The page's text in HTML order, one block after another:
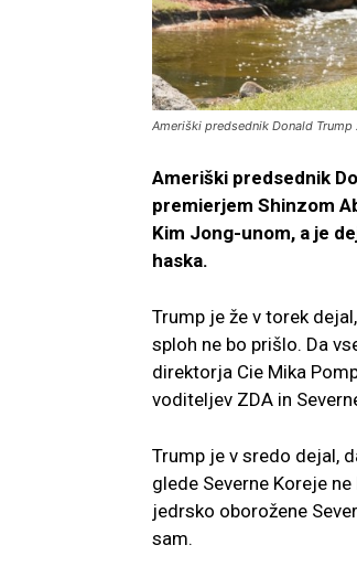
Ameriški predsednik Donald
Ameriški predsednik
premierjem Shinzom
Kim Jong-unom, a je
haska.
Trump je že v torek
sploh ne bo prišlo. Da
direktorja Cie Mika
voditeljev ZDA in
Trump je v sredo dejal,
glede Severne Koreje
jedrsko oborožene
sam.